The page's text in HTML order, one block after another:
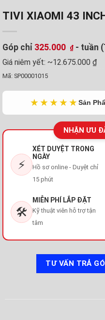
TIVI XIAOMI 43
Góp chỉ 325.000 ₫ - tuần
Giá niêm yết: ~12.675.000 ₫
Mã: SP00001015
★★★★★Sản
NHẬN ƯU
⚡
XÉT DUYỆT TRONG
NGÀY
Hồ sơ online - Duyệt chỉ
15 phút
🛠️
MIỄN PHÍ LẮP ĐẶT
Kỹ thuật viên hỗ trợ tận
tâm
TƯ VẤN TRẢ